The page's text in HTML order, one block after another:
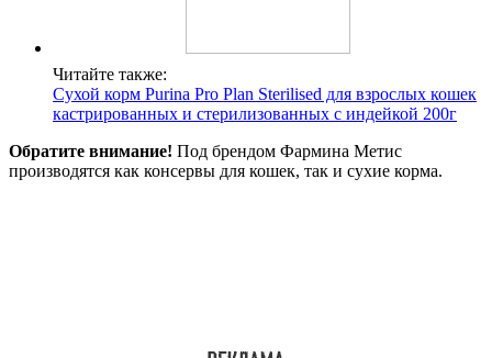
Читайте также:
Сухой корм Purina Pro Plan Sterilised для взрослых кошек
кастрированных и стерилизованных с индейкой 200г
Обратите внимание! Под брендом Фармина Метис
производятся как консервы для кошек, так и сухие корма.